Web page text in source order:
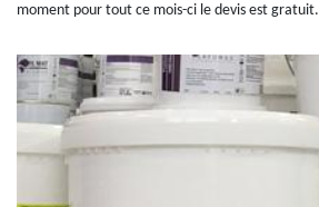
moment pour tout ce mois-ci le devis est gratuit.